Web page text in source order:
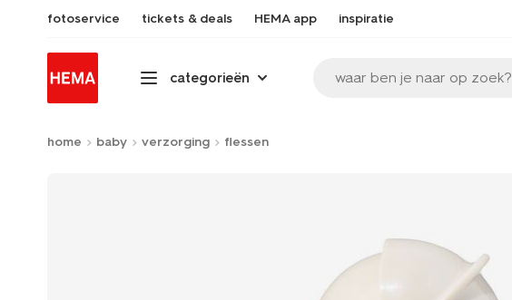
fotoservice tickets & deals HEMA app inspiratie
categorieën waar ben je naar op zoek?
home baby verzorging flessen